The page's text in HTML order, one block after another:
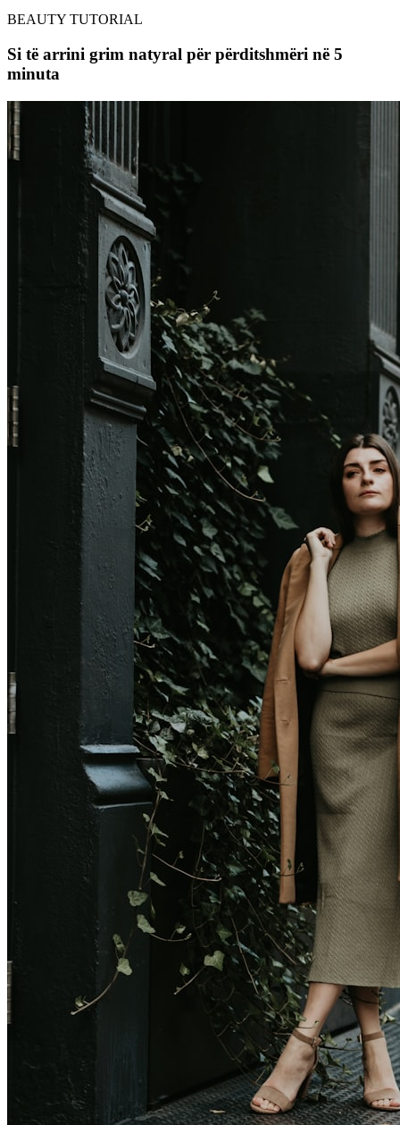
BEAUTY TUTORIAL
Si të arrini grim natyral për përditshmëri në 5
minuta